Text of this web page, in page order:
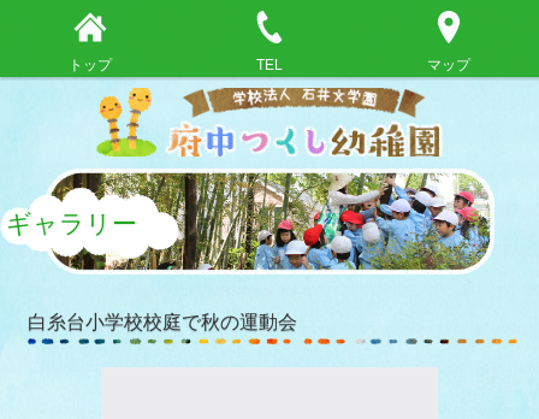
トップ TEL マップ
ギャラリー
白糸台小学校校庭で秋の運動会